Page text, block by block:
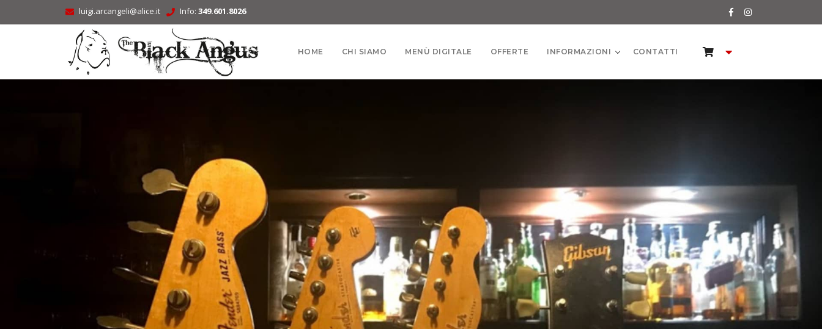
luigi.arcangeli@alice.it Info: 349.601.8026
HOME CHI SIAMO MENÙ DIGITALE OFFERTE INFORMAZIONI CONTATTI